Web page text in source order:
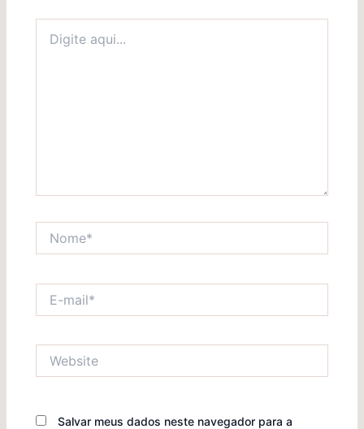
aqui...
mail*
Salvar meus dados neste navegador para a